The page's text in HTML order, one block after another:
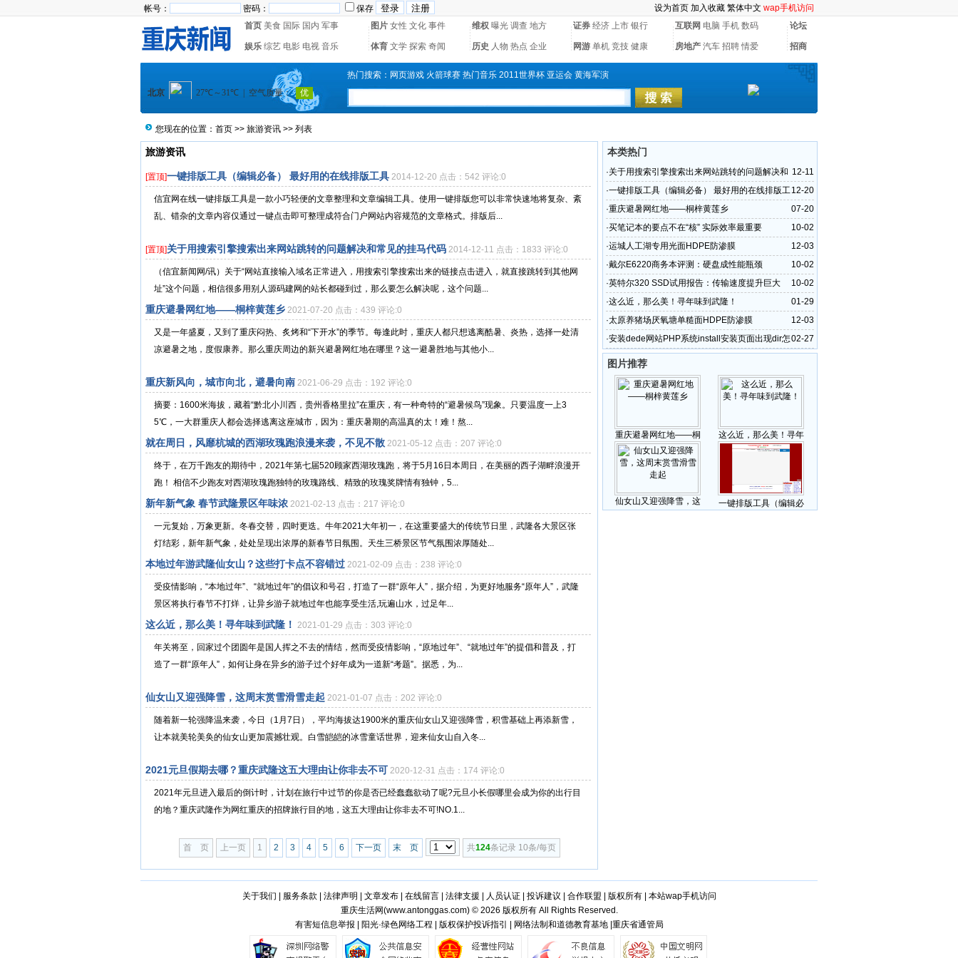
帐号： 密码： 保存 设为首页 加入收藏 繁体中文 wap手机访问
首页 美食 国际 国内 军事 图片 女性 文化 事件 维权 曝光 调查 地方 证券 经济 上市 银行 互联网 电脑 手机 数码 论坛
娱乐 综艺 电影 电视 音乐 体育 文学 探索 奇闻 历史 人物 热点 企业 网游 单机 竞技 健康 房地产 汽车 招聘 情爱 招商
热门搜索： 网页游戏 火箭球赛 热门音乐 2011世界杯 亚运会 黄海军演
您现在的位置： 首页 >> 旅游资讯 >> 列表
旅游资讯
[置顶]一键排版工具（编辑必备） 最好用的在线排版工具 2014-12-20 点击：542 评论:0
信宜网在线一键排版工具是一款小巧轻便的文章整理和文章编辑工具。使用一键排版您可以非常快速地将复杂、紊
乱、错杂的文章内容仅通过一键点击即可整理成符合门户网站内容规范的文章格式。排版后...
[置顶]关于用搜索引擎搜索出来网站跳转的问题解决和常见的挂马代码 2014-12-11 点击：1833 评论:0
（信宜新闻网/讯）关于“网站直接输入域名正常进入，用搜索引擎搜索出来的链接点击进入，就直接跳转到其他网
址”这个问题，相信很多用别人源码建网的站长都碰到过，那么要怎么解决呢，这个问题...
重庆避暑网红地——桐梓黄莲乡 2021-07-20 点击：439 评论:0
又是一年盛夏，又到了重庆闷热、炙烤和“下开水”的季节。每逢此时，重庆人都只想逃离酷暑、炎热，选择一处清
凉避暑之地，度假康养。那么重庆周边的新兴避暑网红地在哪里？这一避暑胜地与其他小...
重庆新风向，城市向北，避暑向南 2021-06-29 点击：192 评论:0
摘要：1600米海拔，藏着“黔北小川西，贵州香格里拉”在重庆，有一种奇特的“避暑候鸟”现象。只要温度一上3
5℃，一大群重庆人都会选择逃离这座城市，因为：重庆暑期的高温真的太！难！熬...
就在周日，风靡杭城的西湖玫瑰跑浪漫来袭，不见不散 2021-05-12 点击：207 评论:0
终于，在万千跑友的期待中，2021年第七届520顾家西湖玫瑰跑，将于5月16日本周日，在美丽的西子湖畔浪漫开
跑！ 相信不少跑友对西湖玫瑰跑独特的玫瑰路线、精致的玫瑰奖牌情有独钟，5...
新年新气象 春节武隆景区年味浓 2021-02-13 点击：217 评论:0
一元复始，万象更新。冬春交替，四时更迭。牛年2021大年初一，在这重要盛大的传统节日里，武隆各大景区张
灯结彩，新年新气象，处处呈现出浓厚的新春节日氛围。天生三桥景区节气氛围浓厚随处...
本地过年游武隆仙女山？这些打卡点不容错过 2021-02-09 点击：238 评论:0
受疫情影响，“本地过年”、“就地过年”的倡议和号召，打造了一群“原年人”，据介绍，为更好地服务“原年人”，武隆
景区将执行春节不打烊，让异乡游子就地过年也能享受生活,玩遍山水，过足年...
这么近，那么美！寻年味到武隆！ 2021-01-29 点击：303 评论:0
年关将至，回家过个团圆年是国人挥之不去的情结，然而受疫情影响，“原地过年”、“就地过年”的提倡和普及，打
造了一群“原年人”，如何让身在异乡的游子过个好年成为一道新“考题”。据悉，为...
仙女山又迎强降雪，这周末赏雪滑雪走起 2021-01-07 点击：202 评论:0
随着新一轮强降温来袭，今日（1月7日），平均海拔达1900米的重庆仙女山又迎强降雪，积雪基础上再添新雪，
让本就美轮美奂的仙女山更加震撼壮观。白雪皑皑的冰雪童话世界，迎来仙女山自入冬...
2021元旦假期去哪？重庆武隆这五大理由让你非去不可 2020-12-31 点击：174 评论:0
2021年元旦进入最后的倒计时，计划在旅行中过节的你是否已经蠢蠢欲动了呢?元旦小长假哪里会成为你的出行目
的地？重庆武隆作为网红重庆的招牌旅行目的地，这五大理由让你非去不可!NO.1...
首 页 上一页 1 2 3 4 5 6 下一页 末 页 共124条记录 10条/每页
本类热门
12-11
·关于用搜索引擎搜索出来网站跳转的问题解决和
常见的挂马代码
12-20
·一键排版工具（编辑必备） 最好用的在线排版工
具
07-20
·重庆避暑网红地——桐梓黄莲乡
10-02
·买笔记本的要点不在“核” 实际效率最重要
12-03
·运城人工湖专用光面HDPE防渗膜
10-02
·戴尔E6220商务本评测：硬盘成性能瓶颈
10-02
·英特尔320 SSD试用报告：传输速度提升巨大
01-29
·这么近，那么美！寻年味到武隆！
12-03
·太原养猪场厌氧塘单糙面HDPE防渗膜
02-27
·安装dede网站PHP系统install安装页面出现dir怎
图片推荐
重庆避暑网红地——桐 这么近，那么美！寻年
仙女山又迎强降雪，这 一键排版工具（编辑必
关于我们 服务条款 法律声明 文章发布| 在线留言| 法律支援 人员认证| 投诉建议 合作联盟 版权所有| 本站wap手机访问
重庆生活网(www.antonggas.com) © 2026 版权所有 All Rights Reserved.
有害短信息举报 | 阳光·绿色网络工程 | 版权保护投诉指引 | 网络法制和道德教育基地 |重庆省通管局